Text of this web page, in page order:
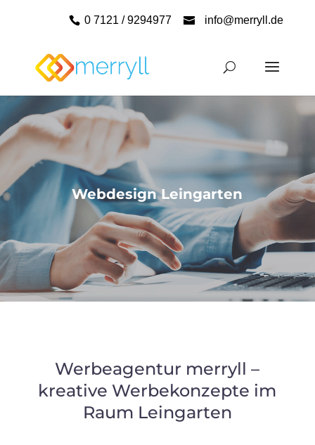
0 7121 / 9294977 info@merryll.de
Webdesign Leingarten
Werbeagentur merryll –
kreative Werbekonzepte im
Raum Leingarten